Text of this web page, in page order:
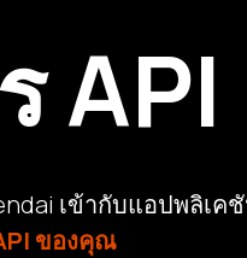
API
เข้ากับแอปพลิเ
ของคุณ